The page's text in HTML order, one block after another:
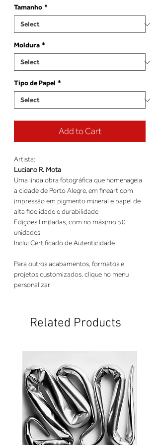
Tamanho *
Moldura *
Tipo de Papel *
Add to Cart
Artista:
Luciano R. Mota
Uma linda obra fotográfica que homenageia
a cidade de Porto Alegre, em fineart com
impressão em pigmento mineral e papel de
alta fidelidade e durabilidade
Edições limitadas, com no máximo 50
unidades
Inclui Certificado de Autenticidade
Para outros acabamentos, formatos e
projetos customizados, clique no menu
personalizar.
Related Products